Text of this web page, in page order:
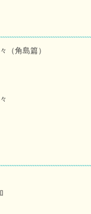
（角島篇）